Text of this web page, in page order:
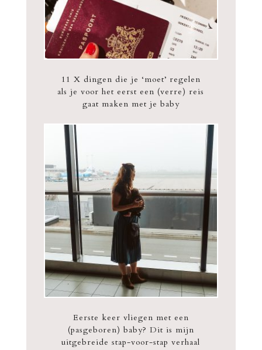
11 X dingen die je ‘moet’ regelen
als je voor het eerst een (verre) reis
gaat maken met je baby
Eerste keer vliegen met een
(pasgeboren) baby? Dit is mijn
uitgebreide stap-voor-stap verhaal